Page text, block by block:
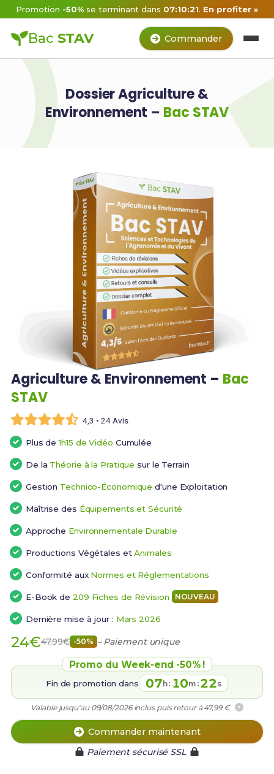
Promotion -50% se terminant dans 07:10:21. En profiter »
Bac STAV Commander
Dossier Agriculture &
Environnement – Bac STAV
Agriculture & Environnement – Bac
STAV
4,3 • 24 Avis
Plus de1h15 de Vidéo Cumulée
De la Théorie à la Pratique sur le Terrain
Gestion Technico-Économique d'une Exploitation
Maîtrise des Équipements et Sécurité
Approche Environnementale Durable
Productions Végétales etAnimales
Conformité aux Normes et Réglementations
E-Book de 209 Fiches de Révision NOUVEAU
Dernière mise à jour : Mars 2026
24€47,99€ -50% – Paiement unique
Promo du Week-end -50% !
Fin de promotion dans 07 h: 10m :21s
Valable jusqu'au 09/08/2026 inclus puis retour à 47,99 € ?
Commander maintenant
Paiement sécurisé SSL